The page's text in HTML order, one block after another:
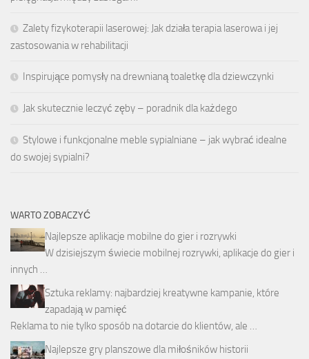
Zalety fizykoterapii laserowej: Jak działa terapia laserowa i jej
zastosowania w rehabilitacji
Inspirujące pomysły na drewnianą toaletkę dla dziewczynki
Jak skutecznie leczyć zęby – poradnik dla każdego
Stylowe i funkcjonalne meble sypialniane – jak wybrać idealne
do swojej sypialni?
WARTO ZOBACZYĆ
Najlepsze aplikacje mobilne do gier i rozrywki
W dzisiejszym świecie mobilnej rozrywki, aplikacje do gier i
innych …
Sztuka reklamy: najbardziej kreatywne kampanie, które
zapadają w pamięć
Reklama to nie tylko sposób na dotarcie do klientów, ale …
Najlepsze gry planszowe dla miłośników historii